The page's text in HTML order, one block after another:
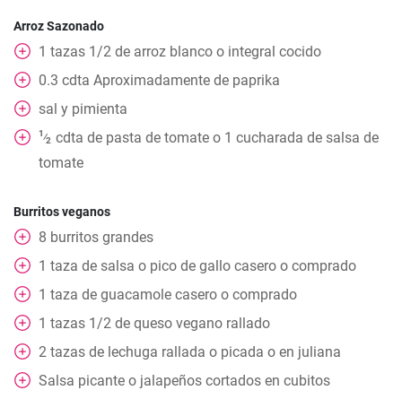
Arroz Sazonado
1 tazas 1/2 de arroz blanco o integral cocido
0.3 cdta Aproximadamente de paprika
sal y pimienta
1⁄2 cdta de pasta de tomate o 1 cucharada de salsa de
tomate
Burritos veganos
8 burritos grandes
1 taza de salsa o pico de gallo casero o comprado
1 taza de guacamole casero o comprado
1 tazas 1/2 de queso vegano rallado
2 tazas de lechuga rallada o picada o en juliana
Salsa picante o jalapeños cortados en cubitos